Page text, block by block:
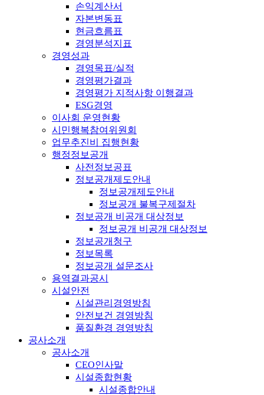
손익계산서
자본변동표
현금흐름표
경영분석지표
경영성과
경영목표/실적
경영평가결과
경영평가 지적사항 이행결과
ESG경영
이사회 운영현황
시민행복참여위원회
업무추진비 집행현황
행정정보공개
사전정보공표
정보공개제도안내
정보공개제도안내
정보공개 불복구제절차
정보공개 비공개 대상정보
정보공개 비공개 대상정보
정보공개청구
정보목록
정보공개 설문조사
용역결과공시
시설안전
시설관리경영방침
안전보건 경영방침
품질환경 경영방침
공사소개
공사소개
CEO인사말
시설종합현황
시설종합안내